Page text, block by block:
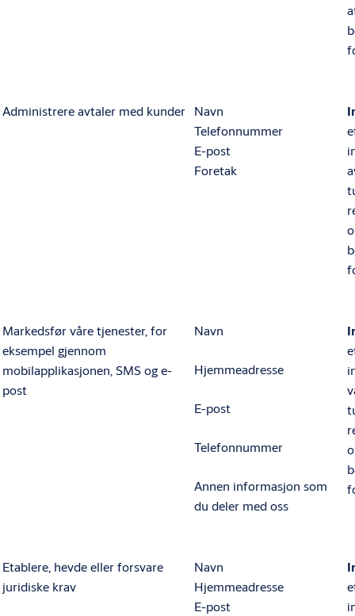
Administrere avtaler med kunder Navn
Telefonnummer
E-post
Foretak
Markedsfør våre tjenester, for
eksempel gjennom
mobilapplikasjonen, SMS og e-
post
Navn
Hjemmeadresse
E-post
Telefonnummer
Annen informasjon som
du deler med oss
Etablere, hevde eller forsvare
juridiske krav
Navn
Hjemmeadresse
E-post